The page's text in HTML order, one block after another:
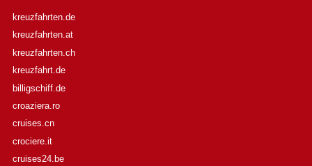
kreuzfahrten.de
kreuzfahrten.at
kreuzfahrten.ch
kreuzfahrt.de
billigschiff.de
croaziera.ro
cruises.cn
crociere.it
cruises24.be